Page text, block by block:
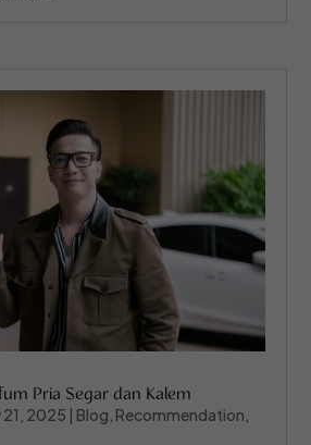
Pria Segar dan Kalem
21, 2025 Blog Recommendation